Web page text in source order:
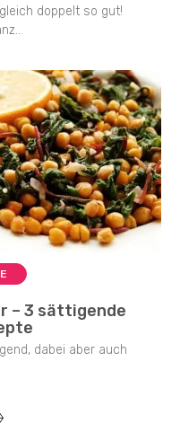
doppelt so gut!
– 3 sättigende
dabei aber auch